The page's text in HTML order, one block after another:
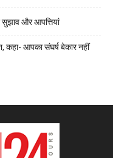
सुझाव और आपत्तियां
कहा- आपका संघर्ष बेकार नहीं